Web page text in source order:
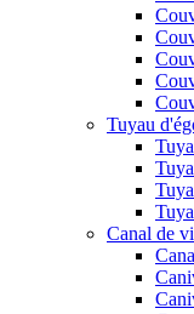
Tuyau
Canal de